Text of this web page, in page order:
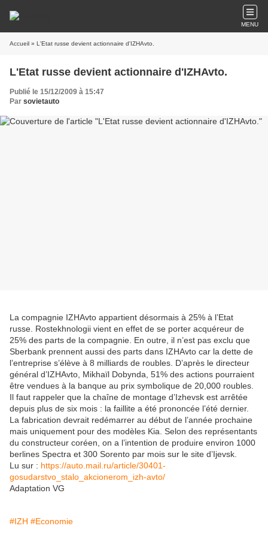
MENU
Accueil » L'Etat russe devient actionnaire d'IZHAvto.
L'Etat russe devient actionnaire d'IZHAvto.
Publié le 15/12/2009 à 15:47
Par sovietauto
La compagnie IZHAvto appartient désormais à 25% à l’Etat
russe. Rostekhnologii vient en effet de se porter acquéreur de
25% des parts de la compagnie. En outre, il n’est pas exclu que
Sberbank prennent aussi des parts dans IZHAvto car la dette de
l’entreprise s’élève à 8 milliards de roubles. D’après le directeur
général d’IZHAvto, Mikhaïl Dobynda, 51% des actions pourraient
être vendues à la banque au prix symbolique de 20,000 roubles.
Il faut rappeler que la chaîne de montage d’Izhevsk est arrêtée
depuis plus de six mois : la faillite a été prononcée l’été dernier.
La fabrication devrait redémarrer au début de l’année prochaine
mais uniquement pour des modèles Kia. Selon des représentants
du constructeur coréen, on a l’intention de produire environ 1000
berlines Spectra et 300 Sorento par mois sur le site d’Ijevsk.
Lu sur : https://auto.mail.ru/article/30401-
gosudarstvo_stalo_akcionerom_izh-avto/
Adaptation VG
#IZH #Economie